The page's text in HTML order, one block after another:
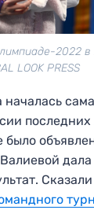
2022 в
LOOK PRESS
началась
последних
дала